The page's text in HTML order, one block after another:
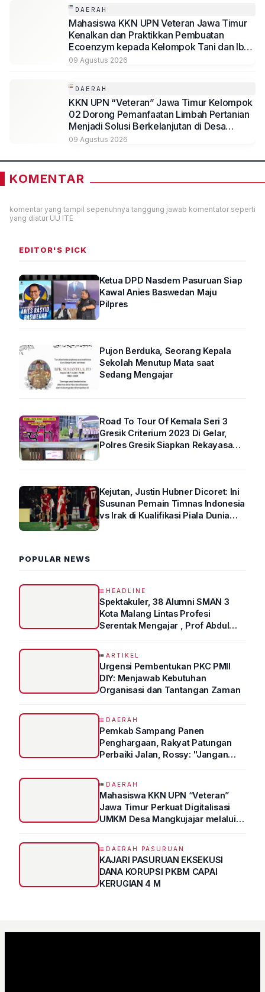
DAERAH
Mahasiswa KKN UPN Veteran Jawa Timur
Kenalkan dan Praktikkan Pembuatan
Ecoenzym kepada Kelompok Tani dan Ibu
PKK di Jombang
09 Agustus 2026
DAERAH
KKN UPN “Veteran” Jawa Timur Kelompok
02 Dorong Pemanfaatan Limbah Pertanian
Menjadi Solusi Berkelanjutan di Desa
Kedungmegarih, Dihadiri Rektorat dan
09 Agustus 2026
KOMENTAR
komentar yang tampil sepenuhnya tanggung jawab komentator seperti
yang diatur UU ITE
EDITOR'S PICK
Ketua DPD Nasdem Pasuruan Siap
Kawal Anies Baswedan Maju
Pilpres
Pujon Berduka, Seorang Kepala
Sekolah Menutup Mata saat
Sedang Mengajar
Road To Tour Of Kemala Seri 3
Gresik Criterium 2023 Di Gelar,
Polres Gresik Siapkan Rekayasa
Kejutan, Justin Hubner Dicoret: Ini
Susunan Pemain Timnas Indonesia
vs Irak di Kualifikasi Piala Dunia
POPULAR NEWS
HEADLINE
Spektakuler, 38 Alumni SMAN 3
Kota Malang Lintas Profesi
Serentak Mengajar , Prof Abdul
ARTIKEL
Urgensi Pembentukan PKC PMII
DIY: Menjawab Kebutuhan
Organisasi dan Tantangan Zaman
DAERAH
Pemkab Sampang Panen
Penghargaan, Rakyat Patungan
Perbaiki Jalan, Rossy: "Jangan
DAERAH
Mahasiswa KKN UPN “Veteran”
Jawa Timur Perkuat Digitalisasi
UMKM Desa Mangkujajar melalui
DAERAH PASURUAN
KAJARI PASURUAN EKSEKUSI
DANA KORUPSI PKBM CAPAI
KERUGIAN 4 M